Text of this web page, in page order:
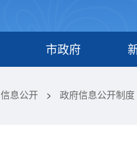
市政府
信息公开 > 政府信息公开制度